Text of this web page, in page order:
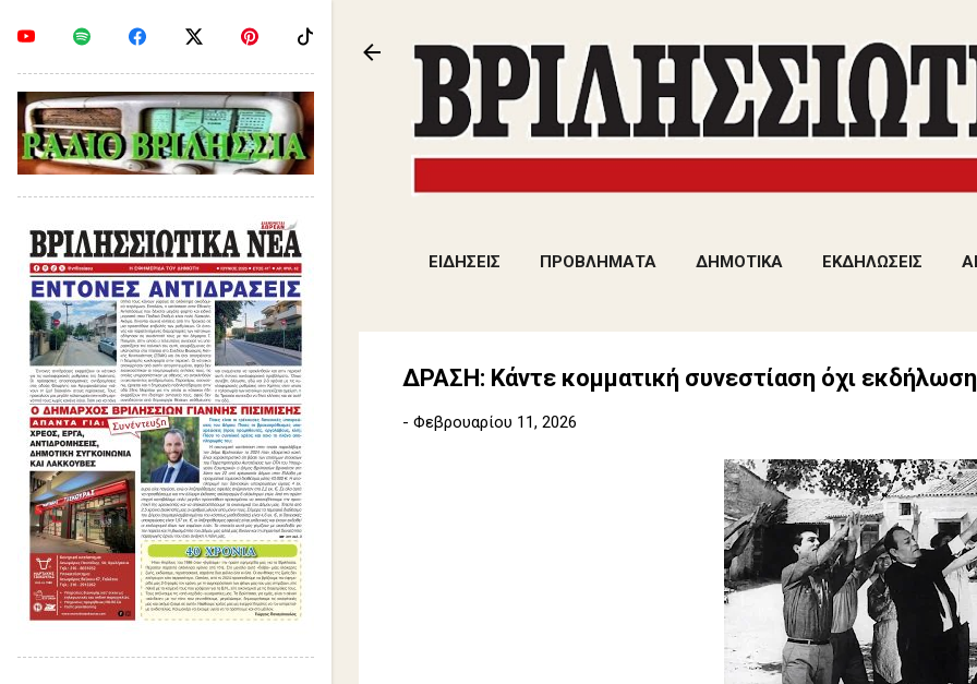
ΕΙΔΗΣΕΙΣ ΠΡΟΒΛΗΜΑΤΑ ΔΗΜΟΤΙΚΑ ΕΚΔΗΛΩΣΕΙΣ
ΔΡΑΣΗ: Κάντε κομματική συνεστίαση όχι
- Φεβρουαρίου 11, 2026